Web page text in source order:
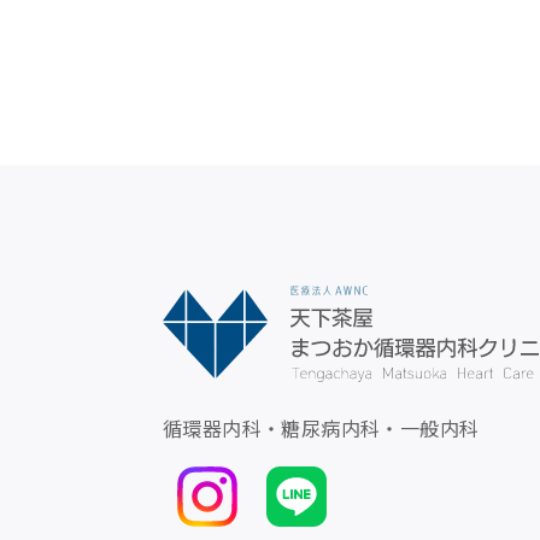
循環器内科・糖尿病内科・一般内科